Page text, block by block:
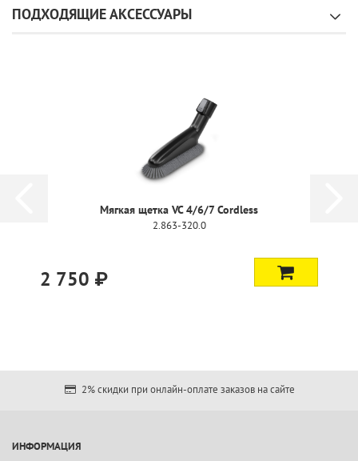
ПОДХОДЯЩИЕ АКСЕССУАРЫ
Мягкая щетка VC 4/6/7 Cordless
2.863-320.0
2 750 ₽
2% скидки при онлайн-оплате заказов на сайте
ИНФОРМАЦИЯ